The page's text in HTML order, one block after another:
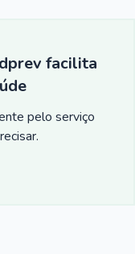
facilita
pelo serviço